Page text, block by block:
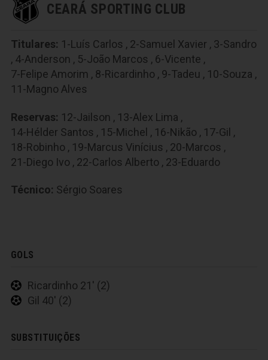
CEARÁ SPORTING CLUB
Titulares: 1-Luís Carlos , 2-Samuel Xavier , 3-Sandro
, 4-Anderson , 5-João Marcos , 6-Vicente ,
7-Felipe Amorim , 8-Ricardinho , 9-Tadeu , 10-Souza ,
11-Magno Alves
Reservas: 12-Jailson , 13-Alex Lima ,
14-Hélder Santos , 15-Michel , 16-Nikão , 17-Gil ,
18-Robinho , 19-Marcus Vinícius , 20-Marcos ,
21-Diego Ivo , 22-Carlos Alberto , 23-Eduardo
Técnico: Sérgio Soares
GOLS
Ricardinho 21' (2)
Gil 40' (2)
SUBSTITUIÇÕES